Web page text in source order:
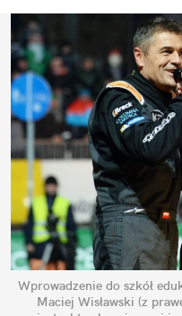
Wprowadzenie do szkół
Maciej Wisławski (z